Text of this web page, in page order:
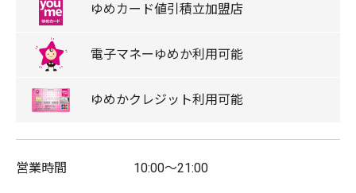
免税対象店舗
取扱商品
着/ルームウェア/健康と美の靴下/健康と美のインナーア
イテム
ゆめカード値引積立加盟店
電子マネー ゆめか利用可能
ゆめかクレジット利用可能
営業時間 10:00〜21:00